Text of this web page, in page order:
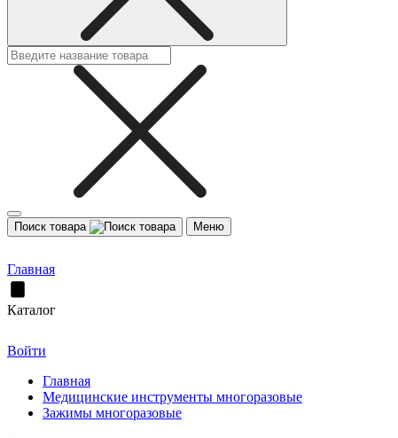
Поиск товара Меню
Главная
Каталог
Войти
Главная
Медицинские инструменты многоразовые
Зажимы многоразовые